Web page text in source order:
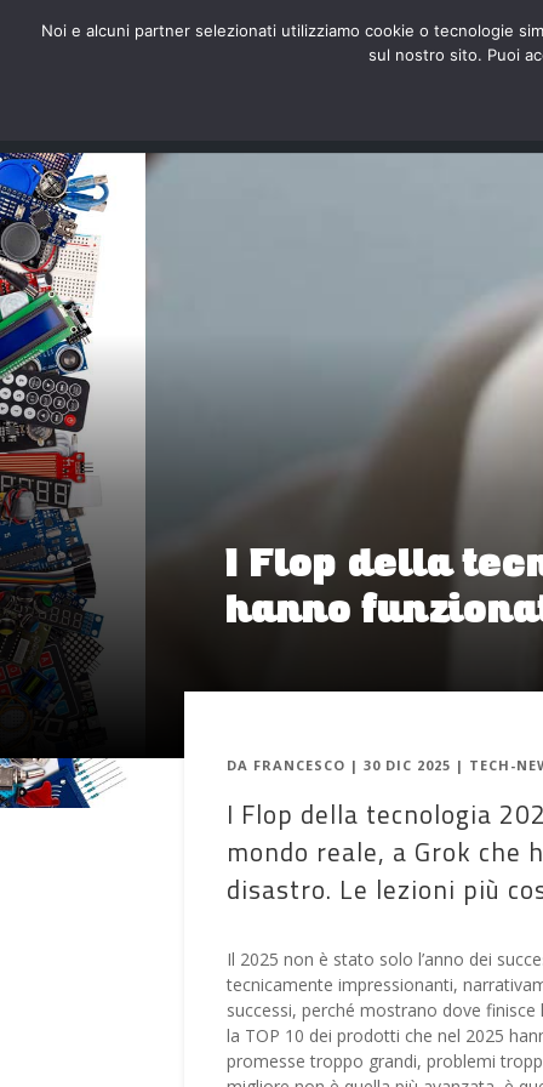
I Flop della
hanno
DA FRANCESCO | 30 DIC 2025 | TECH-
I Flop della tecnologia
mondo reale, a Grok che
disastro. Le lezioni più
Il 2025 non è stato solo l’anno dei
tecnicamente impressionanti,
successi, perché mostrano dove finisce
la TOP 10 dei prodotti che nel 2025
promesse troppo grandi, problemi
Noi e alcuni partner selezionati utilizziamo cookie o tecnologie
sul nostro sito. Puoi